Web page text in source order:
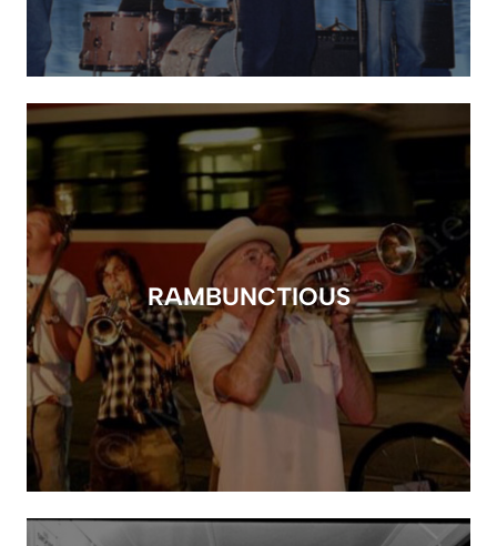
RAMBUNCTIOUS